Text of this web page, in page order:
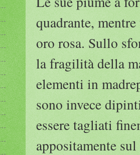
quadrante,
oro rosa. Sullo
la fragilità della
elementi in
sono invece
essere tagliati
appositamente